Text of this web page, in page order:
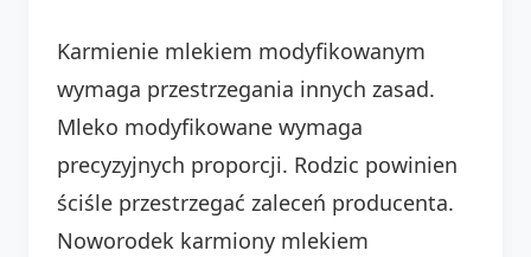
Karmienie mlekiem modyfikowanym
wymaga przestrzegania innych zasad.
Mleko modyfikowane wymaga
precyzyjnych proporcji. Rodzic powinien
ściśle przestrzegać zaleceń producenta.
Noworodek karmiony mlekiem